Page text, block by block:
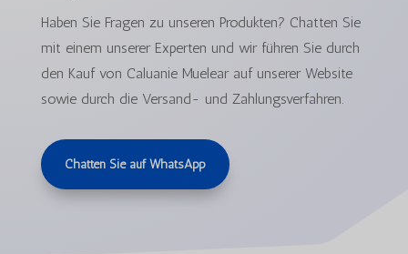
Haben Sie Fragen zu unseren Produkten? Chatten Sie
mit einem unserer Experten und wir führen Sie durch
den Kauf von Caluanie Muelear auf unserer Website
sowie durch die Versand- und Zahlungsverfahren.
Chatten Sie auf WhatsApp